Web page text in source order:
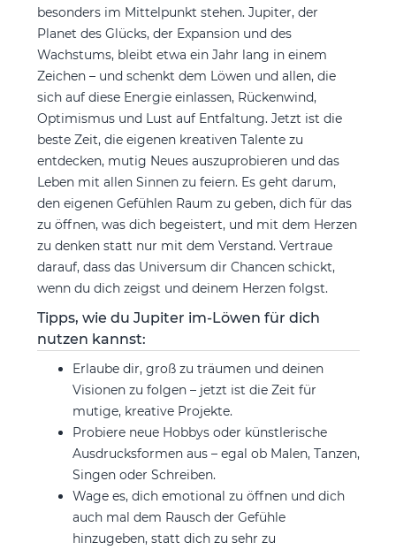
besonders im Mittelpunkt stehen. Jupiter, der
Planet des Glücks, der Expansion und des
Wachstums, bleibt etwa ein Jahr lang in einem
Zeichen – und schenkt dem Löwen und allen, die
sich auf diese Energie einlassen, Rückenwind,
Optimismus und Lust auf Entfaltung. Jetzt ist die
beste Zeit, die eigenen kreativen Talente zu
entdecken, mutig Neues auszuprobieren und das
Leben mit allen Sinnen zu feiern. Es geht darum,
den eigenen Gefühlen Raum zu geben, dich für das
zu öffnen, was dich begeistert, und mit dem Herzen
zu denken statt nur mit dem Verstand. Vertraue
darauf, dass das Universum dir Chancen schickt,
wenn du dich zeigst und deinem Herzen folgst.
Tipps, wie du Jupiter im-Löwen für dich
nutzen kannst:
Erlaube dir, groß zu träumen und deinen
Visionen zu folgen – jetzt ist die Zeit für
mutige, kreative Projekte.
Probiere neue Hobbys oder künstlerische
Ausdrucksformen aus – egal ob Malen, Tanzen,
Singen oder Schreiben.
Wage es, dich emotional zu öffnen und dich
auch mal dem Rausch der Gefühle
hinzugeben, statt dich zu sehr zu